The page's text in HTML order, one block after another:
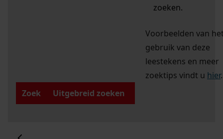
zoeken.
Voorbeelden van
gebruik van deze
leestekens en meer
zoektips vindt u hier.
Zoek
Uitgebreid zoeken